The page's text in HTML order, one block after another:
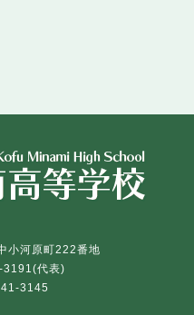
河原町222番地
代表)
3145